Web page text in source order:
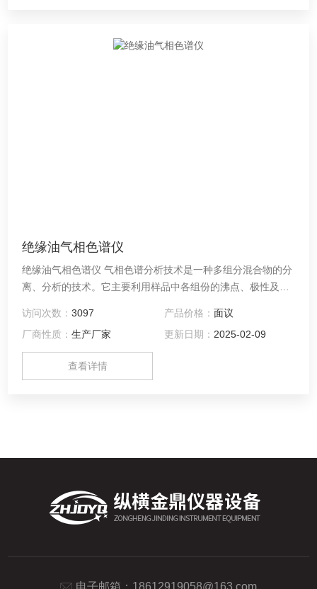
绝缘油气相色谱仪
绝缘油气相色谱仪 气相色谱分析技术是一种多组分混合物的分
离、分析的技术。它主要利用样品中各组份的沸点、极性及吸
对分离的各组分进行定性、定量分析
访问次数：3097 产品价格： 面议
厂商性质：生产厂家 更新日期： 2025-02-09
查看详情
电子邮箱： 18612919058@163.com